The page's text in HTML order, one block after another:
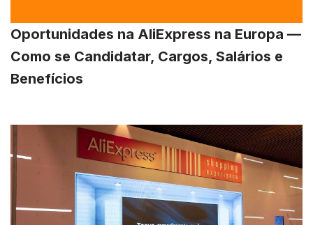
Oportunidades na AliExpress na Europa —
Como se Candidatar, Cargos, Salários e
Benefícios